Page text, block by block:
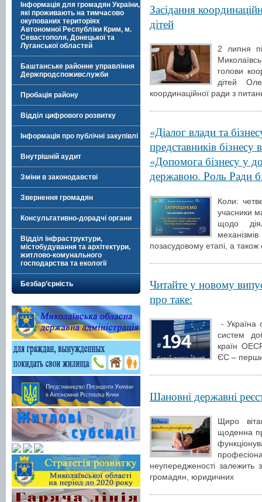
Інформація для громадян України,
які проживають на тимчасово
окупованих територіях
Автономної Республіки Крим, м.
Севастополя, Донецької та
Луганської областей
Баштанське районне управління
Держпродспоживслужби
Пробація району
Відділ цифрового розвитку
Інформація про публічні закупівлі
Внутрішній аудит
Зміни в законодавстві
Звернення громадян
Консультативно-дорадчі органи
Відділ інфраструктури,
містобудування та архітектури,
житлово-комунального
господарства та екології
Безбар’єрність
Засідання
дітей
2 липня
голови
дітей
координаційної ради з
«Діалог влади та
представників бізнесу
«Допомога бізнесу у
державою. Роль Ради
Коли:
учасники
щодо
позасудовому етапі, а
Читайте у новому
про таке:
- Україна
систем
країн
ЄС –
Шановні державні
Щиро
щоденна
неупередженості залежить
громадян, юридичних